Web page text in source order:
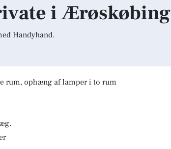
i Ærøskøbing
Handyhand.
rum, ophæng af lamper i to rum